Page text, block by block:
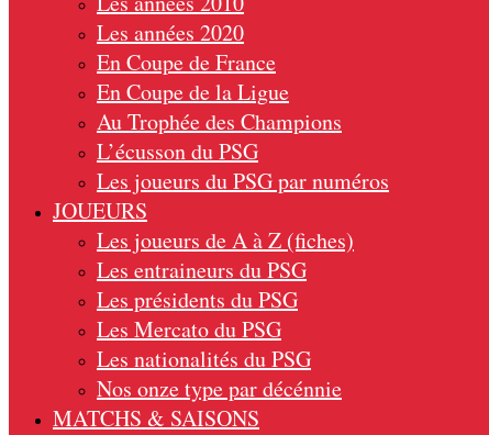
Les années 2020
En Coupe de France
En Coupe de la Ligue
Au Trophée des Champions
L’écusson du PSG
Les joueurs du PSG par numéros
JOUEURS
Les joueurs de A à Z (fiches)
Les entraineurs du PSG
Les présidents du PSG
Les Mercato du PSG
Les nationalités du PSG
Nos onze type par décénnie
MATCHS & SAISONS